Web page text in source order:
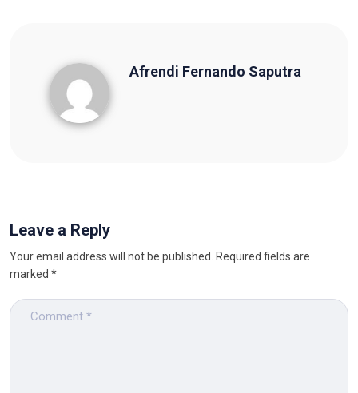
Afrendi Fernando Saputra
Leave a Reply
Your email address will not be published.
Required fields are
marked *